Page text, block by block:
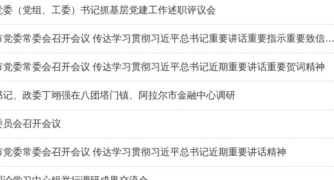
委（党组、工委）书记抓基层党建工作述职评议会
党委常委会召开会议 传达学习贯彻习近平总书记重要讲话重要指示重要致信…
党委常委会召开会议 传达学习贯彻习近平总书记近期重要讲话重要贺词精神
记、政委丁翊强在八团塔门镇、阿拉尔市金融中心调研
员会召开会议
党委常委会召开会议 传达学习贯彻习近平总书记近期重要讲话精神